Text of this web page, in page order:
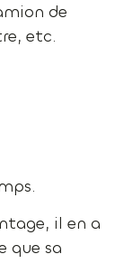
de
etc.
il en a
que sa